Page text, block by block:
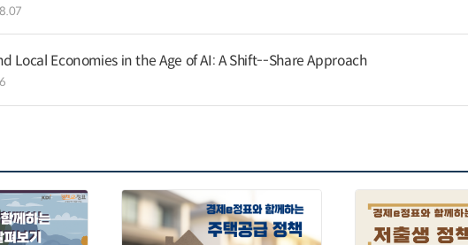
Local Economies in the Age of AI: A Shift--Share Approach